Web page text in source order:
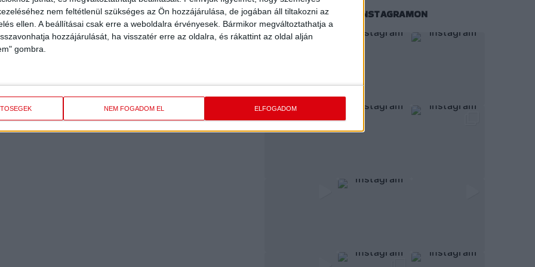
nem feltétlenül szükséges az Ön hozzájárulása, de jogában áll tiltakozni az
ellen. A beállításai csak erre a weboldalra érvényesek. Bármikor megváltoztathatja a
hozzájárulását, ha visszatér erre az oldalra, és rákattint az oldal alján
gombra.
NEM FOGADOM EL ELFOGADOM
időszakban úgy játszottam, ahogy azt saját magamtól is
Úgy érzem, a klub jó úton halad, ambiciózus céljaink
a célok eléréséért.”
1+1 évre szóló kontraktust írt alá, ami azt jelenti, hogy
majd a plusz egy évre szóló opciót is, akkor 2026-ig a DVSC
KÖVESS MINKET INSTAGRAMON